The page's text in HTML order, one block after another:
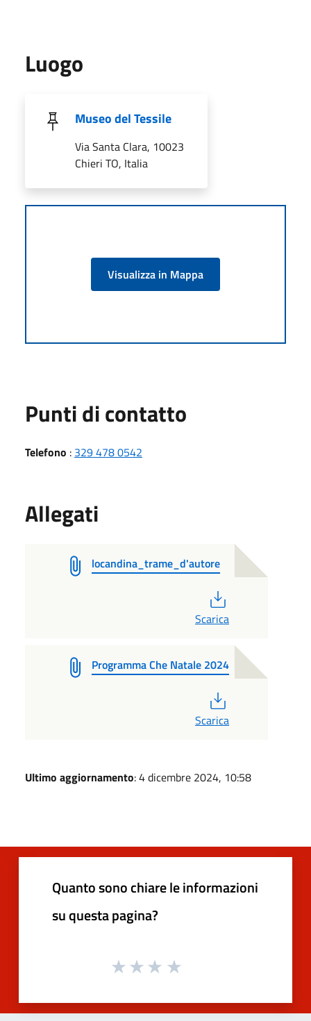
Luogo
Museo del Tessile
Via Santa Clara, 10023
Chieri TO, Italia
Visualizza in Mappa
Punti di contatto
Telefono : 329 478 0542
Allegati
locandina_trame_d'autore
Scarica
Programma Che Natale 2024
Scarica
Ultimo aggiornamento: 4 dicembre 2024, 10:58
Quanto sono chiare le informazioni
su questa pagina?